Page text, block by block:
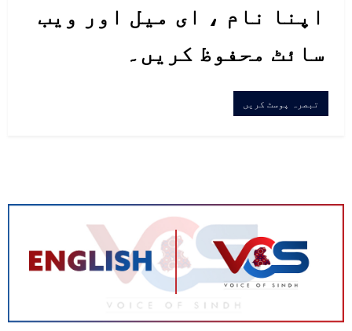
اپنا نام ، ای میل اور ویب
سائٹ محفوظ کریں۔